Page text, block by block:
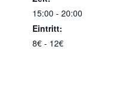
15:00 - 20:00
Eintritt:
8€ - 12€